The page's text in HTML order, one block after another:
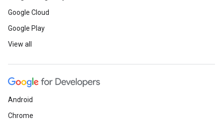
Google Cloud
Google Play
View all
Android
Chrome